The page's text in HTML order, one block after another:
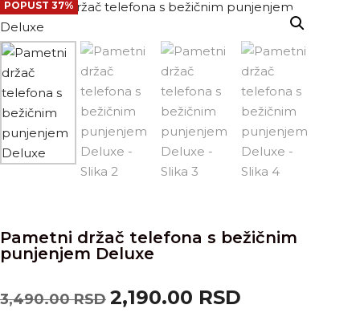
POPUST 37%
Pametni držač telefona s bežičnim
punjenjem Deluxe
3,490.00RSD 2,190.00 RSD